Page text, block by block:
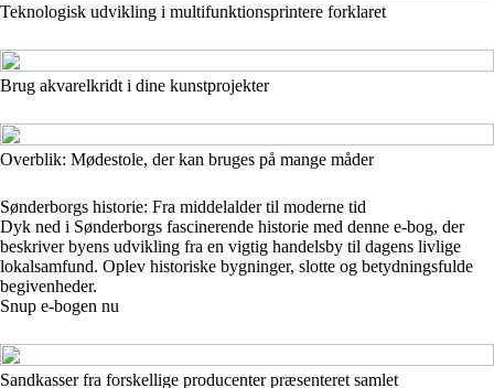
Teknologisk udvikling i multifunktionsprintere forklaret
Brug akvarelkridt i dine kunstprojekter
Overblik: Mødestole, der kan bruges på mange måder
Sønderborgs historie: Fra middelalder til moderne tid
Dyk ned i Sønderborgs fascinerende historie med denne e-bog, der
beskriver byens udvikling fra en vigtig handelsby til dagens livlige
lokalsamfund. Oplev historiske bygninger, slotte og betydningsfulde
begivenheder.
Snup e-bogen nu
Sandkasser fra forskellige producenter præsenteret samlet